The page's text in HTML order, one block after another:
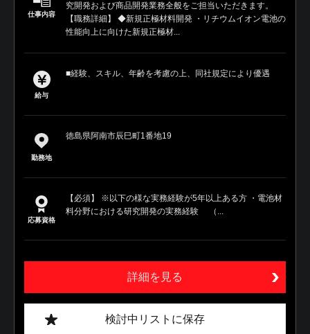
仕事内容
究開発および商品開発業務全般をご担当いただきます。
【職務詳細】 ◆新規正極材料開発 ・リチウムイオン電池の
性能向上に向けた新規正極材...
給与
■経験、スキル、年齢を考慮の上、同社規定により優遇
勤務地
徳島県阿南市辰巳町1番地19
応募資格
【必須】 ※以下の様な実務経験が5年以上ある方 ・電池材
料分野における研究開発の実務経験 （...
詳細を見る
検討中リストに保存